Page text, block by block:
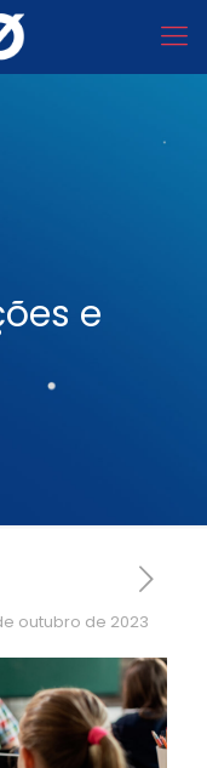
e
outubro de 2023